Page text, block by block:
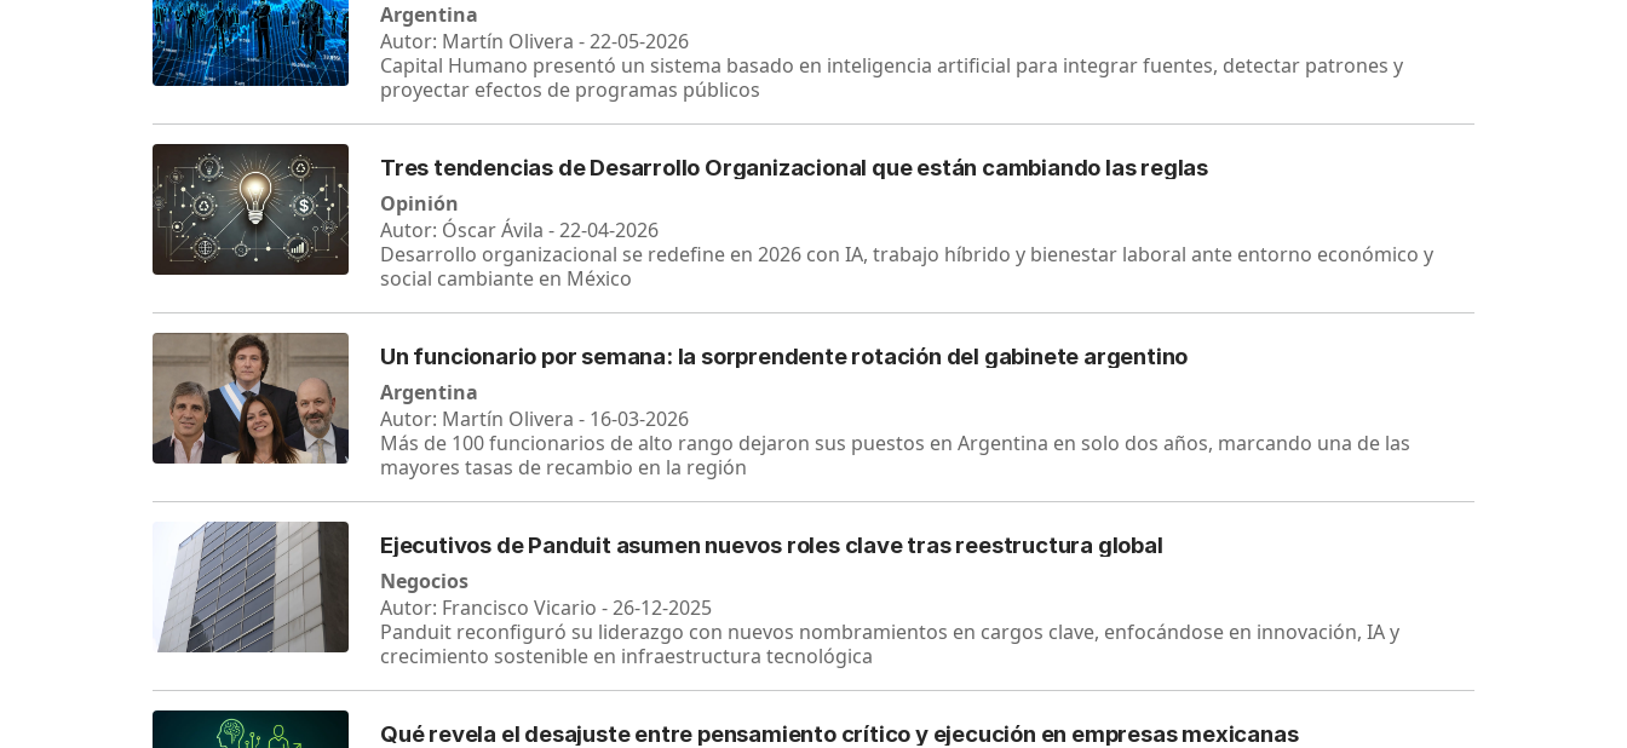
Argentina
Autor: Martín Olivera - 22-05-2026
Capital Humano presentó un sistema basado en inteligencia artificial para integrar fuentes, detectar patrones y
proyectar efectos de programas públicos
Tres tendencias de Desarrollo Organizacional que están cambiando las reglas
Opinión
Autor: Óscar Ávila - 22-04-2026
Desarrollo organizacional se redefine en 2026 con IA, trabajo híbrido y bienestar laboral ante entorno económico y
social cambiante en México
Un funcionario por semana: la sorprendente rotación del gabinete argentino
Argentina
Autor: Martín Olivera - 16-03-2026
Más de 100 funcionarios de alto rango dejaron sus puestos en Argentina en solo dos años, marcando una de las
mayores tasas de recambio en la región
Ejecutivos de Panduit asumen nuevos roles clave tras reestructura global
Negocios
Autor: Francisco Vicario - 26-12-2025
Panduit reconfiguró su liderazgo con nuevos nombramientos en cargos clave, enfocándose en innovación, IA y
crecimiento sostenible en infraestructura tecnológica
Qué revela el desajuste entre pensamiento crítico y ejecución en empresas mexicanas